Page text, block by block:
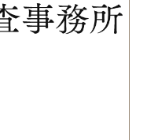
の状態が酷かったので、
然としてしまいました。